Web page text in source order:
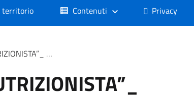
territorio Contenuti Privacy
18 e 19 giugno